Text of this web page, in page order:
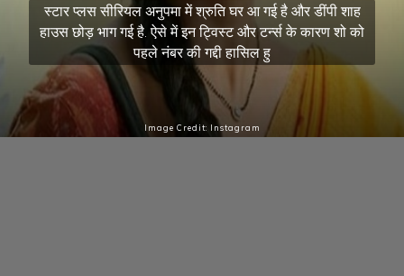
स्टार प्लस सीरियल अनुपमा में श्रुति घर आ गई है और डींपी शाह
हाउस छोड़ भाग गई है. ऐसे में इन ट्विस्ट और टर्न्स के कारण शो को
पहले नंबर की गद्दी हासिल हु
Image Credit: Instagram